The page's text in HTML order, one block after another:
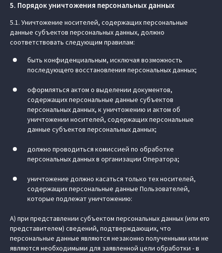
5. Порядок уничтожения персональных данных
5.1. Уничтожение носителей, содержащих персональные
данные субъектов персональных данных, должно
соответствовать следующим правилам:
быть конфиденциальным, исключая возможность
последующего восстановления персональных данных;
оформляться актом о выделении документов,
содержащих персональные данные субъектов
персональных данных, к уничтожению и актом об
уничтожении носителей, содержащих персональные
данные субъектов персональных данных;
должно проводиться комиссией по обработке
персональных данных в организации Оператора;
уничтожение должно касаться только тех носителей,
содержащих персональные данные Пользователей,
которые подлежат уничтожению:
А) при представлении субъектом персональных данных (или его
представителем) сведений, подтверждающих, что
персональные данные являются незаконно полученными или не
являются необходимыми для заявленной цели обработки - в